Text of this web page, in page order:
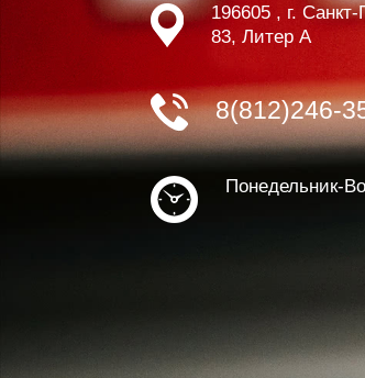
196605 , г.
83, Литер А
8(812)246-
Понедельник-